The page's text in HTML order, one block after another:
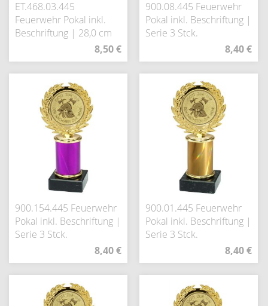
ET.468.03.445
Feuerwehr Pokal inkl.
Beschriftung | 28,0 cm
8,50 €
900.08.445 Feuerwehr
Pokal inkl. Beschriftung |
Serie 3 Stck.
8,40 €
900.154.445 Feuerwehr
Pokal inkl. Beschriftung |
Serie 3 Stck.
8,40 €
900.01.445 Feuerwehr
Pokal inkl. Beschriftung |
Serie 3 Stck.
8,40 €